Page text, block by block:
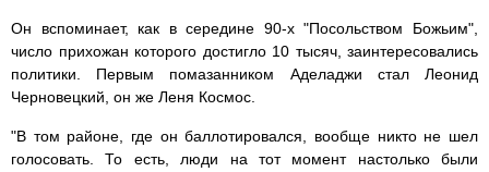
Он вспоминает, как в середине 90-х "Посольством Божьим",
число прихожан которого достигло 10 тысяч, заинтересовались
политики. Первым помазанником Аделаджи стал Леонид
Черновецкий, он же Леня Космос.
"В том районе, где он баллотировался, вообще никто не шел
голосовать. То есть, люди на тот момент настолько были